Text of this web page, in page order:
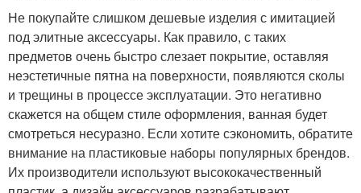
Не покупайте слишком дешевые изделия с имитацией
под элитные аксессуары. Как правило, с таких
предметов очень быстро слезает покрытие, оставляя
неэстетичные пятна на поверхности, появляются сколы
и трещины в процессе эксплуатации. Это негативно
скажется на общем стиле оформления, ванная будет
смотреться несуразно. Если хотите сэкономить, обратите
внимание на пластиковые наборы популярных брендов.
Их производители используют высококачественный